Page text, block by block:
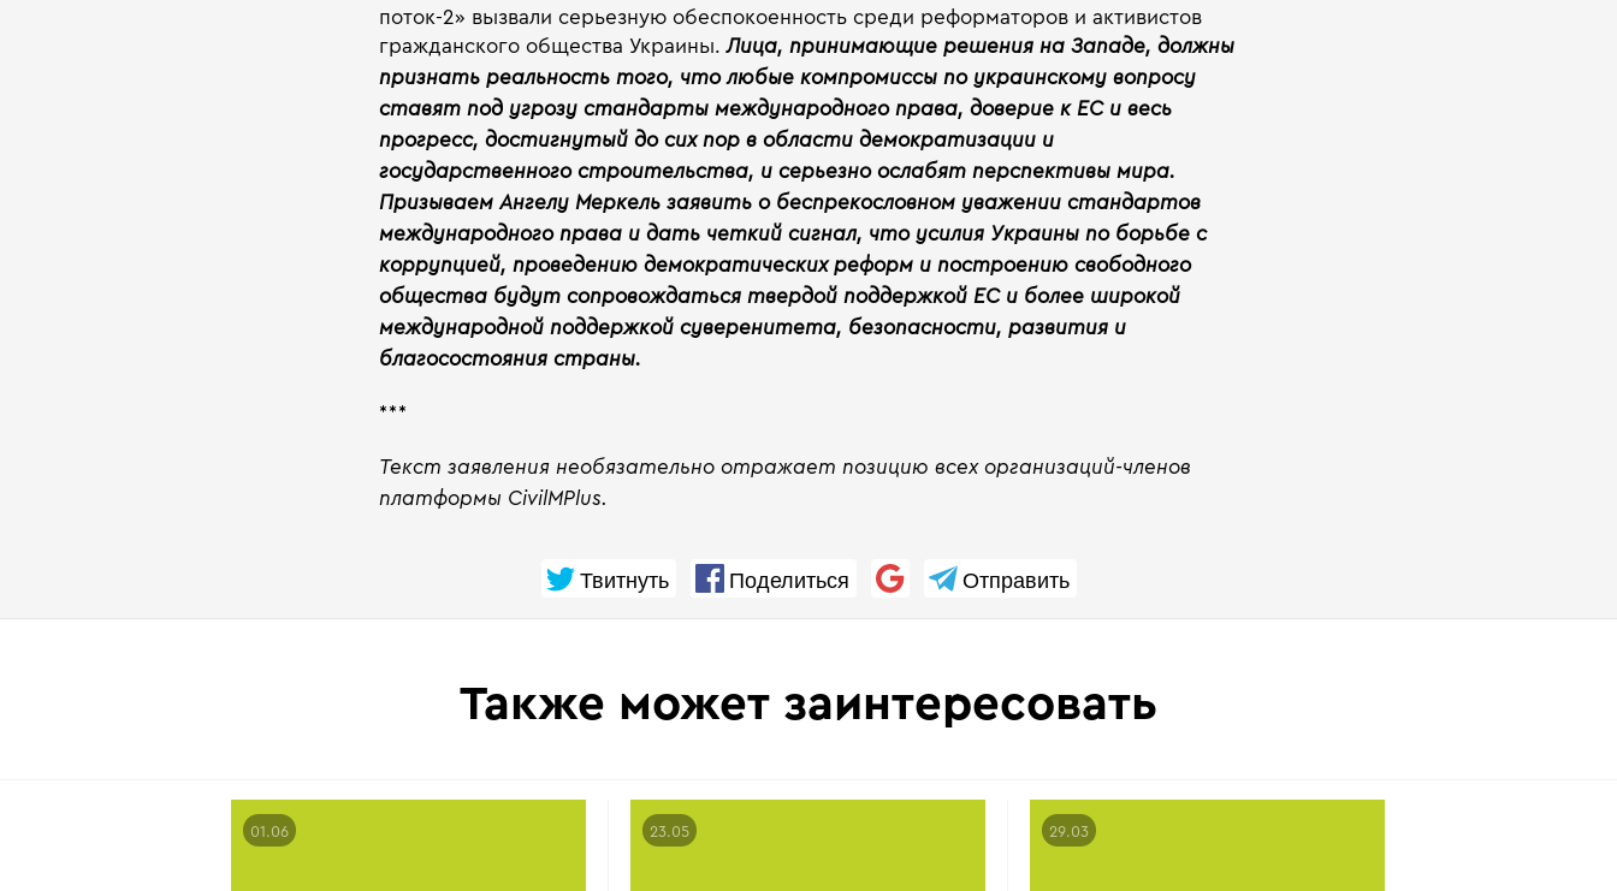
поток-2» вызвали серьезную обеспокоенность среди реформаторов и активистов
гражданского общества Украины.Лица, принимающие решения на Западе, должны
признать реальность того, что любые компромиссы по украинскому вопросу
ставят под угрозу стандарты международного права, доверие к ЕС и весь
прогресс, достигнутый до сих пор в области демократизации и
государственного строительства, и серьезно ослабят перспективы мира.
Призываем Ангелу Меркель заявить о беспрекословном уважении стандартов
международного права и дать четкий сигнал, что усилия Украины по борьбе с
коррупцией, проведению демократических реформ и построению свободного
общества будут сопровождаться твердой поддержкой ЕС и более широкой
международной поддержкой суверенитета, безопасности, развития и
благосостояния страны.
***
Текст заявления необязательно отражает позицию всех организаций-членов
платформы CivilMPlus.
Твитнуть Поделиться Отправить
Также может заинтересовать
01.06 23.05 29.03